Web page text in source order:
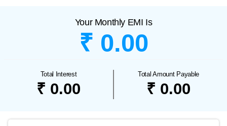
Your Monthly EMI Is
₹ 0.00
Total Interest
₹ 0.00
Total Amount Payable
₹ 0.00